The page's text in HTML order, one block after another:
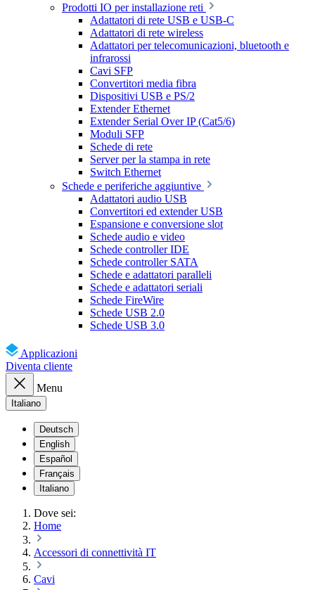
Prodotti IO per installazione reti
Adattatori di rete USB e USB-C
Adattatori di rete wireless
Adattatori per telecomunicazioni, bluetooth e
infrarossi
Cavi SFP
Convertitori media fibra
Dispositivi USB e PS/2
Extender Ethernet
Extender Serial Over IP (Cat5/6)
Moduli SFP
Schede di rete
Server per la stampa in rete
Switch Ethernet
Schede e periferiche aggiuntive
Adattatori audio USB
Convertitori ed extender USB
Espansione e conversione slot
Schede audio e video
Schede controller IDE
Schede controller SATA
Schede e adattatori paralleli
Schede e adattatori seriali
Schede FireWire
Schede USB 2.0
Schede USB 3.0
Applicazioni
Diventa cliente
Menu
Italiano
Deutsch
English
Español
Français
Italiano
Dove sei:
Home
Accessori di connettività IT
Cavi